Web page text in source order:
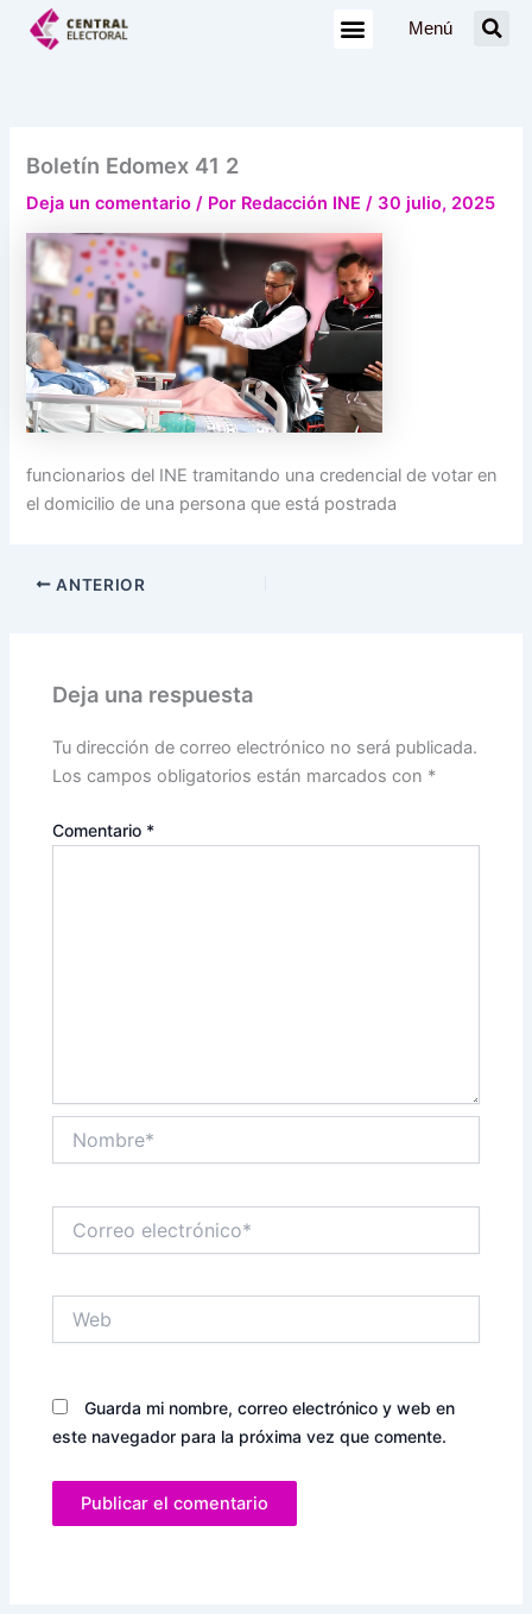
Menú
Boletín Edomex 41 2
Deja un comentario / Por Redacción INE/ 30 julio, 2025
funcionarios del INE tramitando una credencial de votar en
el domicilio de una persona que está postrada
ANTERIOR
Deja una respuesta
Tu dirección de correo electrónico no será publicada.
Los campos obligatorios están marcados con *
Comentario *
electrónico*
Guarda mi nombre, correo electrónico y web en
este navegador para la próxima vez que comente.